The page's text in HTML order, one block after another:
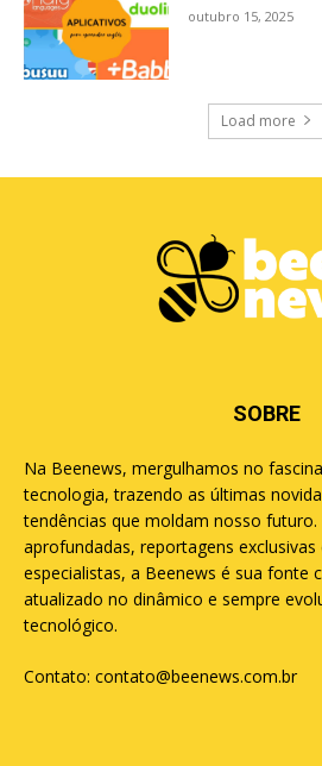
outubro 15, 2025
Load more
SOBRE
Na Beenews, mergulhamos no
tecnologia, trazendo as últimas
tendências que moldam nosso futuro.
aprofundadas, reportagens
especialistas, a Beenews é sua fonte
atualizado no dinâmico e sempre
tecnológico.
Contato: contato@beenews.com.br